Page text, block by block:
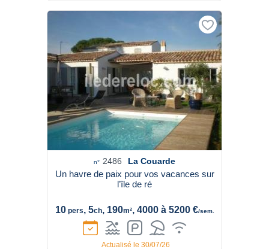
n° 2486 La Couarde
Un havre de paix pour vos vacances sur
l’île de ré
10pers, 5ch, 190m², 4000 à 5200 €/sem.
Actualisé le 30/07/26